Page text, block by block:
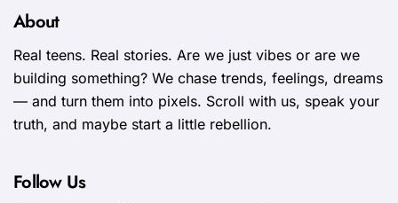
About
Real teens. Real stories. Are we just vibes or are we
building something? We chase trends, feelings, dreams
— and turn them into pixels. Scroll with us, speak your
truth, and maybe start a little rebellion.
Follow Us